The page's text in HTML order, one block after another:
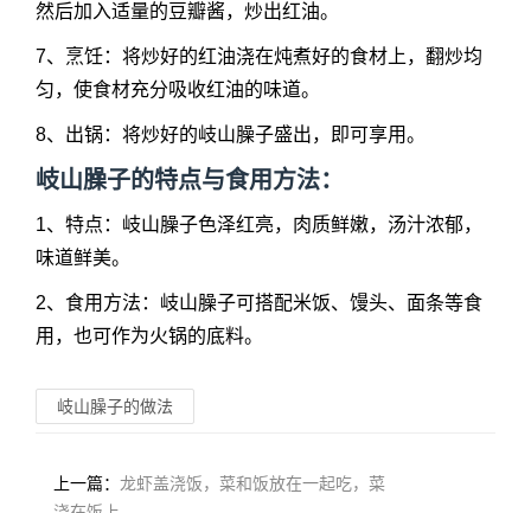
然后加入适量的豆瓣酱，炒出红油。
7、烹饪：将炒好的红油浇在炖煮好的食材上，翻炒均
匀，使食材充分吸收红油的味道。
8、出锅：将炒好的岐山臊子盛出，即可享用。
岐山臊子的特点与食用方法：
1、特点：岐山臊子色泽红亮，肉质鲜嫩，汤汁浓郁，
味道鲜美。
2、食用方法：岐山臊子可搭配米饭、馒头、面条等食
用，也可作为火锅的底料。
岐山臊子的做法
上一篇： 龙虾盖浇饭，菜和饭放在一起吃，菜